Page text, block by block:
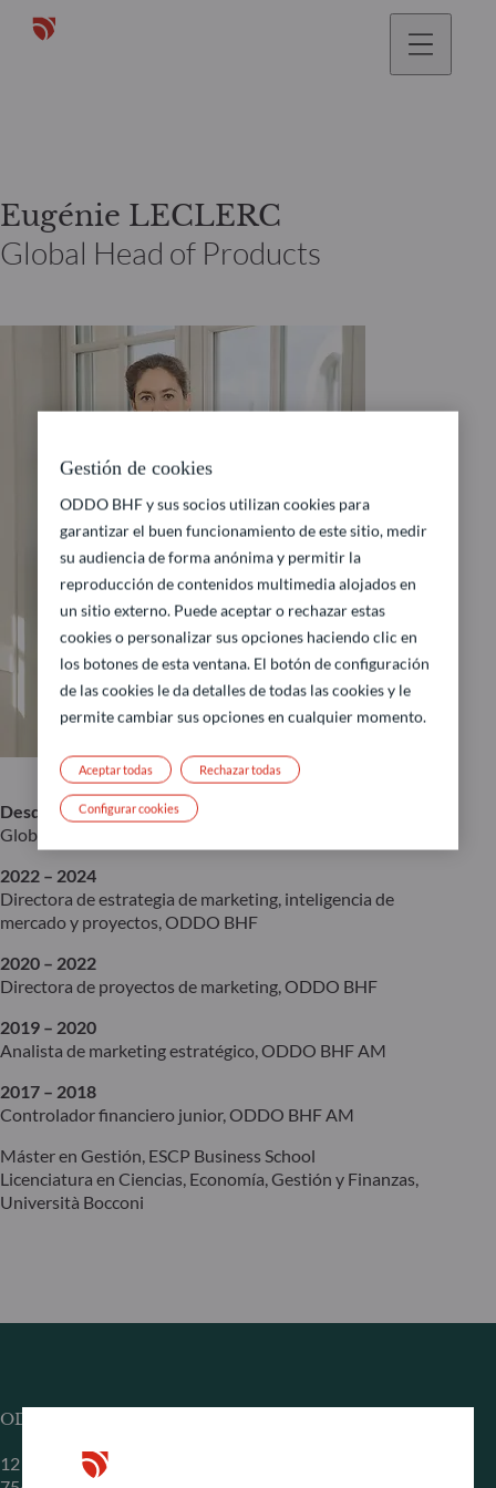
Eugénie LECLERC
Global Head of Products
Desde 2025
Global Head of Products, ODDO BHF AM
2022 – 2024
Directora de estrategia de marketing, inteligencia de
mercado y proyectos, ODDO BHF
2020 – 2022
Directora de proyectos de marketing, ODDO BHF
2019 – 2020
Analista de marketing estratégico, ODDO BHF AM
2017 – 2018
Controlador financiero junior, ODDO BHF AM
Máster en Gestión, ESCP Business School
Licenciatura en Ciencias, Economía, Gestión y Finanzas,
Università Bocconi
ODDO BHF Asset Management SAS*
12 boulevard de la Madeleine
Gestión de cookies
ODDO BHF y sus socios utilizan cookies para
garantizar el buen funcionamiento de este sitio, medir
su audiencia de forma anónima y permitir la
reproducción de contenidos multimedia alojados en
un sitio externo. Puede aceptar o rechazar estas
cookies o personalizar sus opciones haciendo clic en
los botones de esta ventana. El botón de configuración
de las cookies le da detalles de todas las cookies y le
permite cambiar sus opciones en cualquier momento.
Rechazar todas
Aceptar todas
Configurar cookies